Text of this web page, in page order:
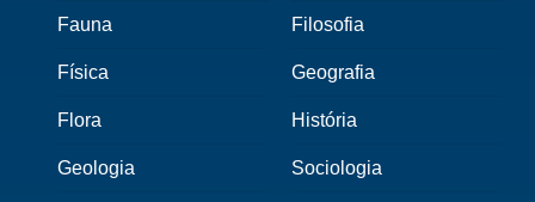
Fauna
Física
Flora
Geologia
Filosofia
Geografia
História
Sociologia